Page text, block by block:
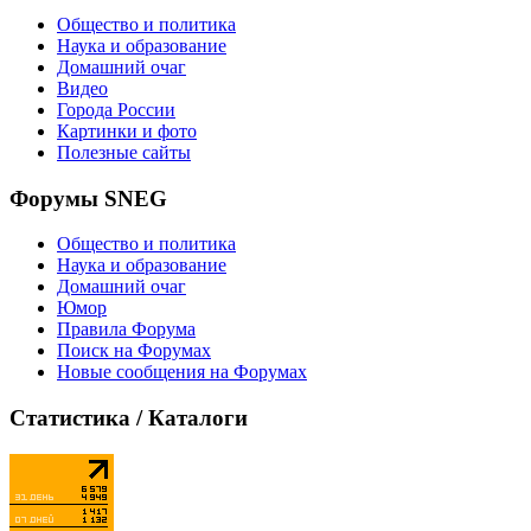
Общество и политика
Наука и образование
Домашний очаг
Видео
Города России
Картинки и фото
Полезные сайты
Форумы SNEG
Общество и политика
Наука и образование
Домашний очаг
Юмор
Правила Форума
Поиск на Форумах
Новые сообщения на Форумах
Статистика / Каталоги